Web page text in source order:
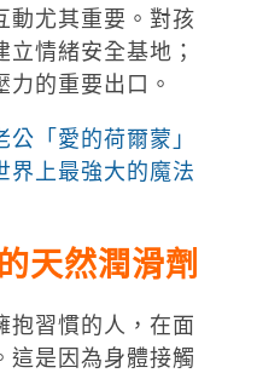
動尤其重要。對孩
情緒安全基地；
的重要出口。
公「愛的荷爾蒙」
界上最強大的魔法
天然潤滑劑
抱習慣的人，在面
這是因為身體接觸